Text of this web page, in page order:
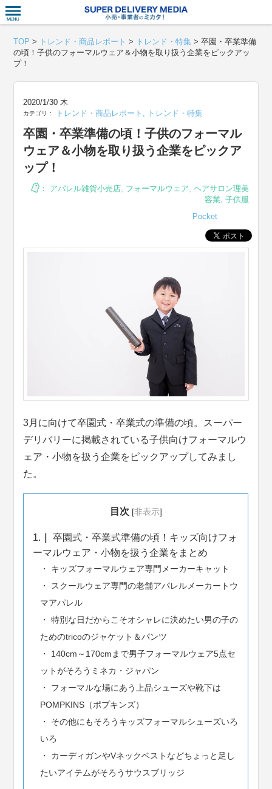
TOP > トレンド・商品レポート > トレンド・特集 >卒園・卒業準備
の頃！子供のフォーマルウェア＆小物を取り扱う企業をピックアッ
プ！
2020/1/30 木
カテゴリ： トレンド・商品レポート , トレンド・特集
卒園・卒業準備の頃！子供のフォーマル
ウェア＆小物を取り扱う企業をピックア
ップ！
： アパレル雑貨小売店, フォーマルウェア, ヘアサロン理美
容業, 子供服
Pocket
3月に向けて卒園式・卒業式の準備の頃。スーパー
デリバリーに掲載されている子供向けフォーマルウ
ェア・小物を扱う企業をピックアップしてみまし
た。
目次 [非表示]
1.
卒園式・卒業式準備の頃！キッズ向けフォ
ーマルウェア・小物を扱う企業をまとめ
キッズフォーマルウェア専門メーカーキャット
スクールウェア専門の老舗アパレルメーカートウ
マアパレル
特別な日だからこそオシャレに決めたい男の子の
ためのtricoのジャケット＆パンツ
140cm～170cmまで男子フォーマルウェア5点セ
ットがそろうミネカ・ジャパン
フォーマルな場にあう上品シューズや靴下は
POMPKINS（ポプキンズ）
その他にもそろうキッズフォーマルシューズいろ
いろ
カーディガンやVネックベストなどちょっと足し
たいアイテムがそろうサウスブリッジ